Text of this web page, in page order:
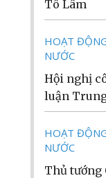
Tô Lâm
HOẠT
NƯỚC
Hội nghị
luận
HOẠT
NƯỚC
Thủ tướng